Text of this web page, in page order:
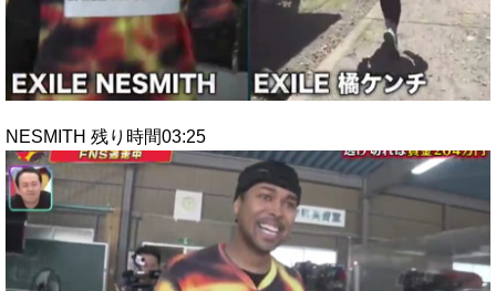
NESMITH 残り時間03:25